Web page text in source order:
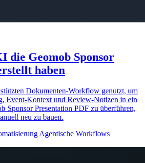
die Geomob Sponsor
haben
Dokumenten-Workflow genutzt, um
Event-Kontext und Review-Notizen in ein
Sponsor Presentation PDF zu überführen,
neu zu bauen.
Agentische Workflows